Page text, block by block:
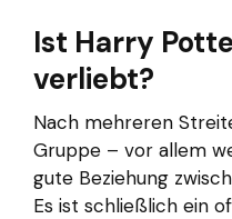
Ist Harry
verliebt?
Nach mehreren
Gruppe – vor allem
gute Beziehung
Es ist schließlich ein